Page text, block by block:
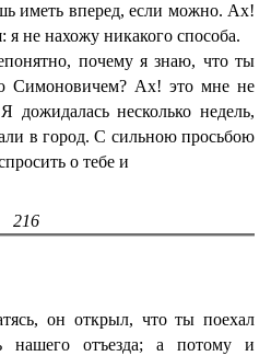
иметь вперед, если можно. Ах!
я не нахожу никакого способа.
почему я знаю, что ты
Симоновичем? Ах! это мне не
дожидалась несколько недель,
в город. С сильною просьбою
о тебе и
216
он открыл, что ты поехал
нашего отъезда; а потому и